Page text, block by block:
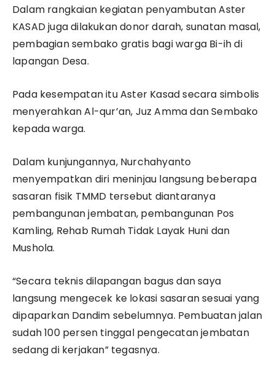
Dalam rangkaian kegiatan penyambutan Aster
KASAD juga dilakukan donor darah, sunatan masal,
pembagian sembako gratis bagi warga Bi-ih di
lapangan Desa.
Pada kesempatan itu Aster Kasad secara simbolis
menyerahkan Al-qur’an, Juz Amma dan Sembako
kepada warga.
Dalam kunjungannya, Nurchahyanto
menyempatkan diri meninjau langsung beberapa
sasaran fisik TMMD tersebut diantaranya
pembangunan jembatan, pembangunan Pos
Kamling, Rehab Rumah Tidak Layak Huni dan
Mushola.
“Secara teknis dilapangan bagus dan saya
langsung mengecek ke lokasi sasaran sesuai yang
dipaparkan Dandim sebelumnya. Pembuatan jalan
sudah 100 persen tinggal pengecatan jembatan
sedang di kerjakan” tegasnya.